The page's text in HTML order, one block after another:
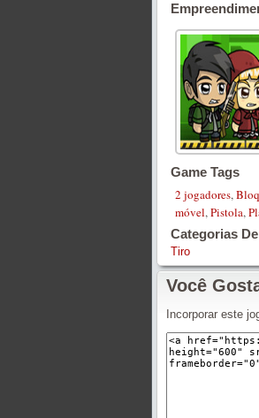
Game Tags
2 jogadores,
móvel,Pistola,
Categorias
Tiro
Você
Incorporar este